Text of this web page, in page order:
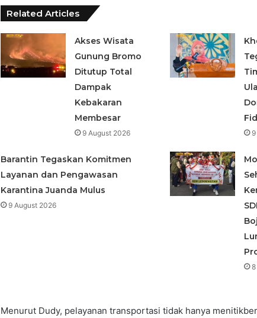
Related Articles
Akses Wisata
Gunung Bromo
Ditutup Total
Dampak
Kebakaran
Membesar
9 August 2026
Barantin Tegaskan Komitmen
Layanan dan Pengawasan
Karantina Juanda Mulus
9 August 2026
Menurut Dudy, pelayanan transportasi tidak hanya